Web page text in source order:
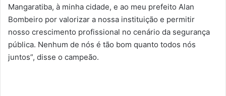
Mangaratiba, à minha cidade, e ao meu prefeito Alan
Bombeiro por valorizar a nossa instituição e permitir
nosso crescimento profissional no cenário da segurança
pública. Nenhum de nós é tão bom quanto todos nós
juntos”, disse o campeão.